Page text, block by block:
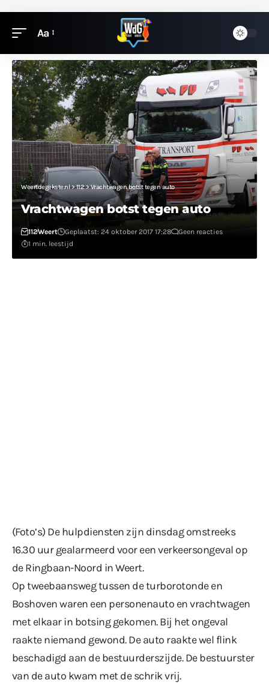
Aa
Weertdegekste.nl>112>Vrachtwagen botst tegen auto
Vrachtwagen botst tegen auto
112Weert Geplaatst: 24 oktober 2017 17:28
Geen reacties
1 min. leestijd
(Foto’s) De hulpdiensten zijn dinsdag omstreeks
16.30 uur gealarmeerd voor een verkeersongeval op
de Ringbaan-Noord in Weert.
Op tweebaansweg tussen de turborotonde en
Boshoven waren een personenauto en vrachtwagen
met elkaar in botsing gekomen. Bij het ongeval
raakte niemand gewond. De auto raakte wel flink
beschadigd aan de bestuurderszijde. De bestuurster
van de auto kwam met de schrik vrij.